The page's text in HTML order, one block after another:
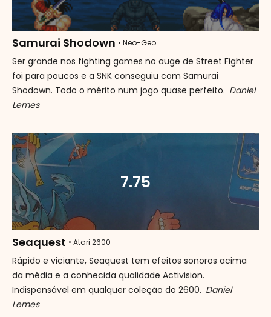
Samurai Shodown • Neo-Geo
Ser grande nos fighting games no auge de Street Fighter
foi para poucos e a SNK conseguiu com Samurai
Shodown. Todo o mérito num jogo quase perfeito. Daniel
Lemes
7.75
Seaquest • Atari 2600
Rápido e viciante, Seaquest tem efeitos sonoros acima
da média e a conhecida qualidade Activision.
Indispensável em qualquer coleção do 2600. Daniel
Lemes